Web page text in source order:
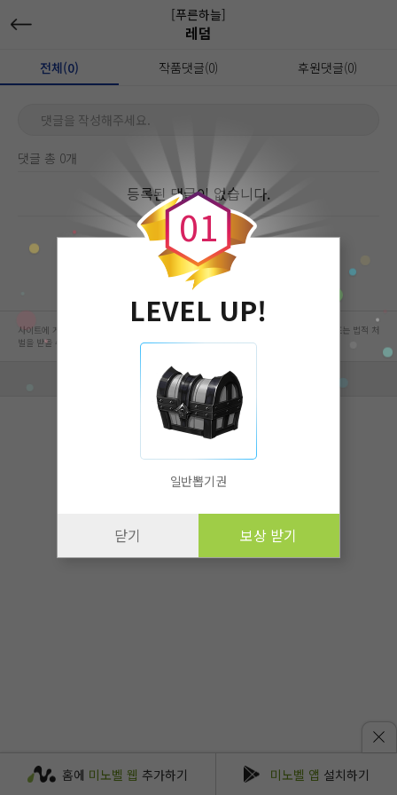
[푸른하늘]
레덤
전체(0) 작품댓글(0) 후원댓글(0)
댓글을 작성해주세요.
댓글 총 0개
등록된 댓글이 없습니다.
0
0
1
LEVEL UP!
일반뽑기권
닫기 보상 받기
홈에 미노벨 웹 추가하기 미노벨 앱 설치하기
사이트에 게시된 컨텐츠는 저작권자의 권리가 있는 컨텐츠로서 무단 복제, 전송, 수정, 배포는 법적 처
벌을 받을 수 있습니다.
회사 정보 자세히 보기